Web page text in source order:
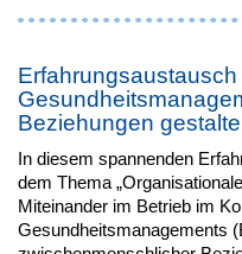
Beziehungen
In diesem spannenden
dem Thema
Miteinander im Betrieb im
Gesundheitsmanagements